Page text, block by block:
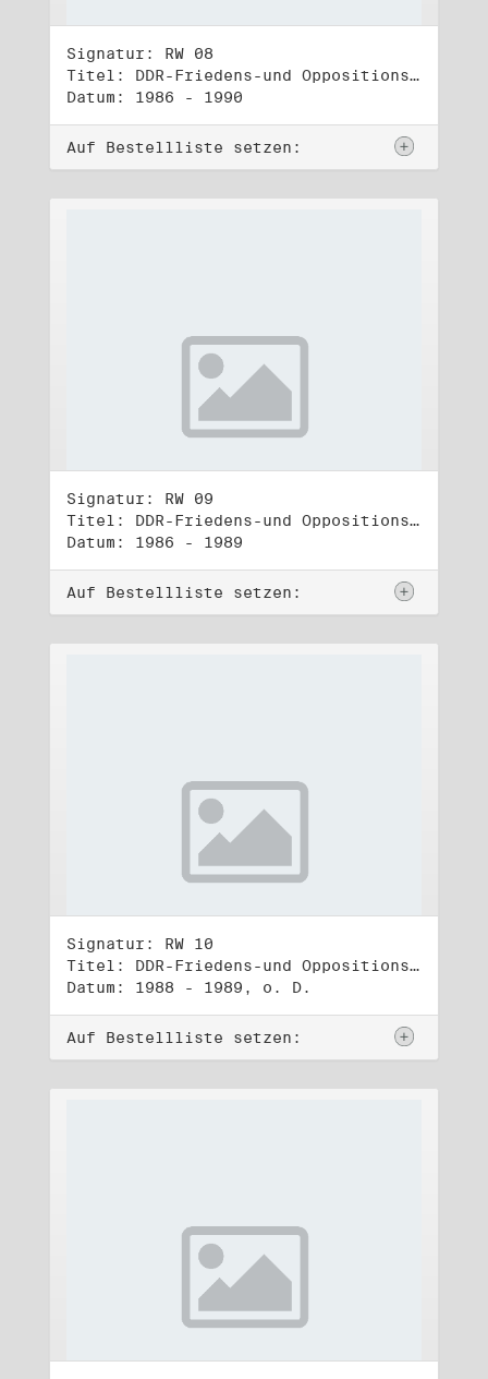
Signatur: RW 08
Titel: DDR-Friedens-und Oppositionsbewegung (1)
Datum: 1986 - 1990
Auf Bestellliste setzen:
Signatur: RW 09
Titel: DDR-Friedens-und Oppositionsbewegung (2)
Datum: 1986 - 1989
Auf Bestellliste setzen:
Signatur: RW 10
Titel: DDR-Friedens-und Oppositionsbewegung (3)
Datum: 1988 - 1989, o. D.
Auf Bestellliste setzen: